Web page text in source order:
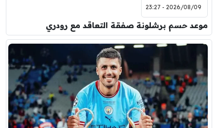
2026/08/09 - 23:27
موعد حسم برشلونة صفقة التعاقد مع رودري